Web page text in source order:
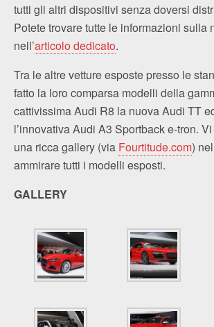
tutti gli altri dispositivi senza doversi
Potete trovare tutte le informazioni sulla
nell’articolo dedicato.
Tra le altre vetture esposte presso le
fatto la loro comparsa modelli della
cattivissima Audi R8 la nuova Audi TT
l’innovativa Audi A3 Sportback e-tron.
una ricca gallery (via Fourtitude.com)
ammirare tutti i modelli esposti.
GALLERY